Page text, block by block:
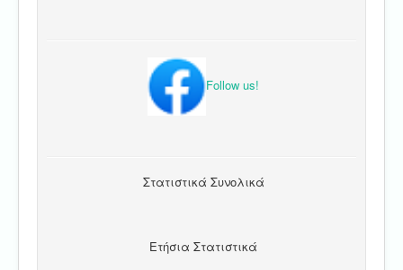
Follow us!
Στατιστικά Συνολικά
Ετήσια Στατιστικά